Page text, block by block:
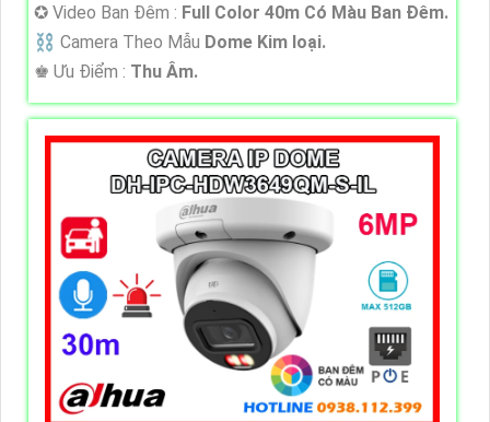
✪ Video Ban Đêm : Full Color 40m Có Màu Ban Ðêm.
⛓ Camera Theo Mẫu Dome Kim loại.
️♚ Ưu Điểm : Thu Âm.